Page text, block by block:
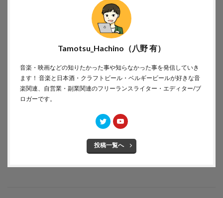
Tamotsu_Hachino（八野 有）
音楽・映画などの知りたかった事や知らなかった事を発信していき
ます！ 音楽と日本酒・クラフトビール・ベルギービールが好きな音
楽関連、自営業・副業関連のフリーランスライター・エディター/ブ
ロガーです。
投稿一覧へ